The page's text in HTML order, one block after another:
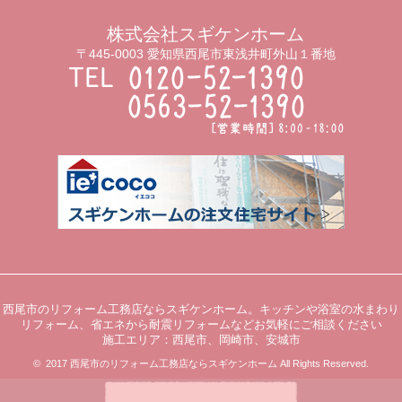
株式会社スギケンホーム
〒445-0003 愛知県西尾市東浅井町外山１番地
西尾市のリフォーム工務店ならスギケンホーム。キッチンや浴室の水まわり
リフォーム、省エネから耐震リフォームなどお気軽にご相談ください
施工エリア：西尾市、岡崎市、安城市
© 2017 西尾市のリフォーム工務店ならスギケンホーム All Rights Reserved.